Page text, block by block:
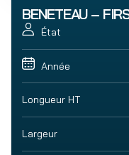
BENETEAU –
État
Année
Longueur HT
Largeur